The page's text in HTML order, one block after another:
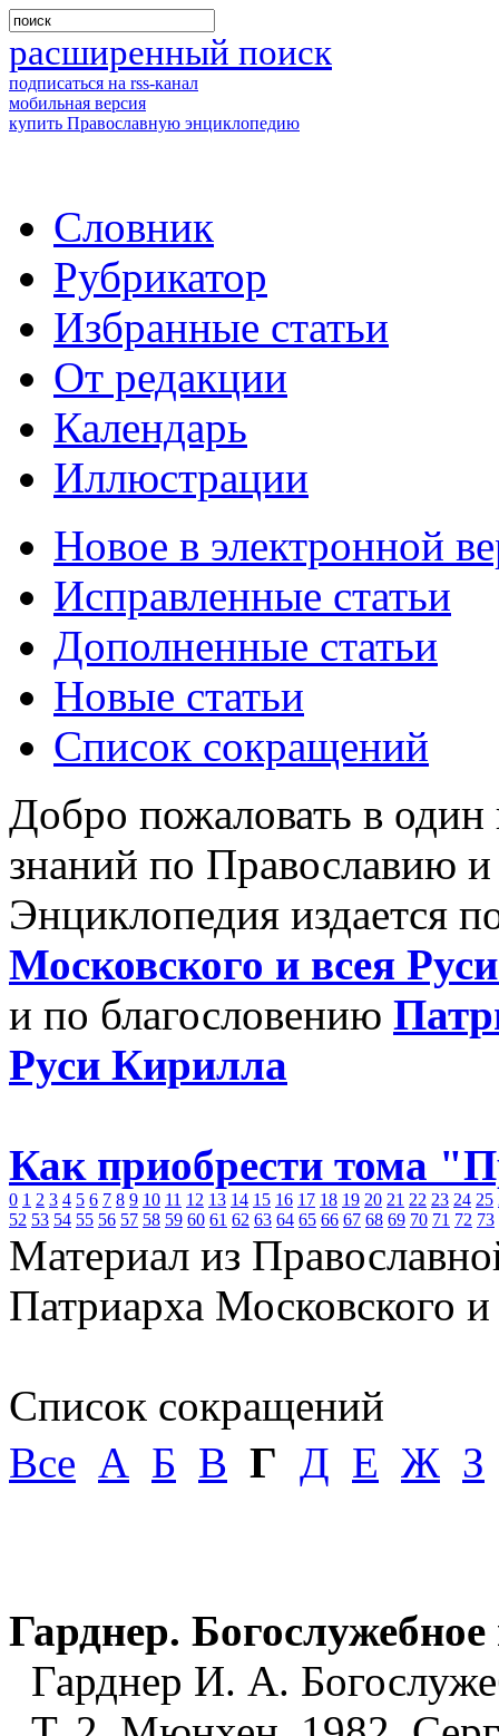
расширенный поиск
подписаться на rss-канал
мобильная версия
купить Православную энциклопедию
Словник
Рубрикатор
Избранные статьи
От редакции
Календарь
Иллюстрации
Новое в электронной
Исправленные статьи
Дополненные статьи
Новые статьи
Список сокращений
Добро пожаловать в
знаний по Православию
Энциклопедия издается
Московского и всея
и по благословению
Руси Кирилла
Как приобрести тома
0 1 2 3 4 5 6 7 8 9 10 11 12 13 14 15 16 17 18 19 20 21 22 23 24 25
52 53 54 55 56 57 58 59 60 61 62 63 64 65 66 67 68 69 70 71 72 73
Материал из
Патриарха Московского
Список сокращений
Все А Б В Г Д Е Ж З
Гарднер. Богослужебное
Гарднер И. А.